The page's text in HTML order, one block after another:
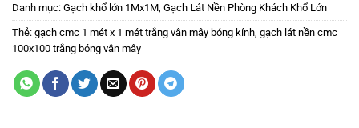
Danh mục: Gạch khổ lớn 1Mx1M Gạch Lát Nền Phòng Khách Khổ Lớn
Thẻ: gạch cmc 1 mét x 1 mét trắng vân mây bóng kính gạch lát nền cmc
100x100 trắng bóng vân mây